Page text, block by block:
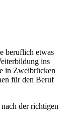
beruflich etwas
ins
in Zweibrücken
für den Beruf
der richtigen